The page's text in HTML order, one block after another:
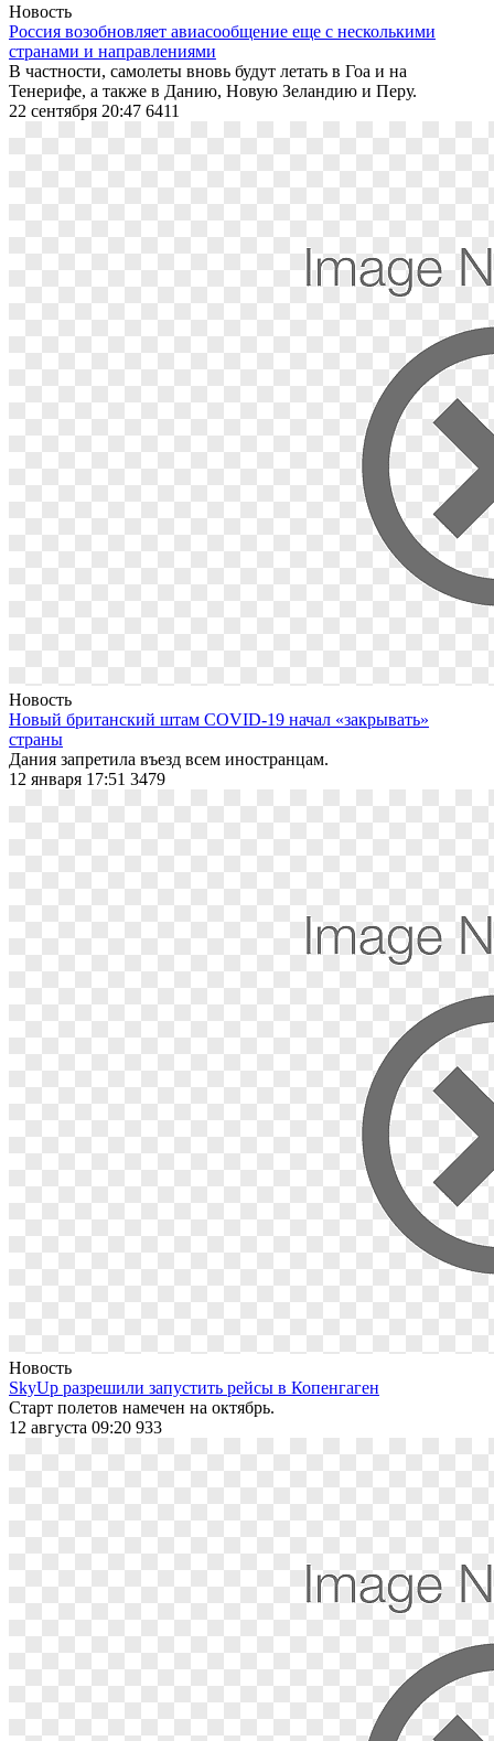
Новость
Россия возобновляет авиасообщение еще с несколькими
странами и направлениями
В частности, самолеты вновь будут летать в Гоа и на
Тенерифе, а также в Данию, Новую Зеландию и Перу.
22 сентября 20:47 6411
Новость
Новый британский штам COVID-19 начал «закрывать»
страны
Дания запретила въезд всем иностранцам.
12 января 17:51 3479
Новость
SkyUp разрешили запустить рейсы в Копенгаген
Старт полетов намечен на октябрь.
12 августа 09:20 933